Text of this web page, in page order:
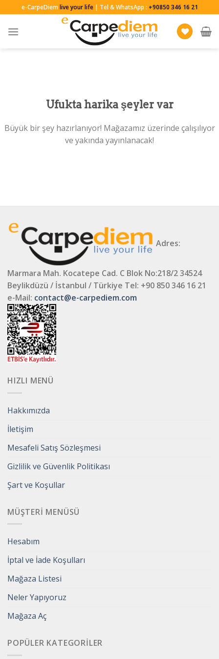
to
content
e-CarpeDiemlive your life| Tel & WhatsApp : +90850 346 16 21
Ufukta harika şeyler var
Büyük bir şey hazırlanıyor! Mağazamız üzerinde çalışılıyor
ve yakında yayınlanacak!
Adres:
Marmara Mah. Kocatepe Cad. C Blok No:218/2 34524
Beylikdüzü / İstanbul / Türkiye Tel: +90 850 346 16 21
e-Mail: contact@e-carpediem.com
HIZLI MENÜ
Hakkımızda
İletişim
Mesafeli Satış Sözleşmesi
Gizlilik ve Güvenlik Politikası
Şart ve Koşullar
MÜŞTERI MENÜSÜ
Hesabım
İptal ve İade Koşulları
Mağaza Listesi
Neler Yapıyoruz
Mağaza Aç
POPÜLER KATEGORILER